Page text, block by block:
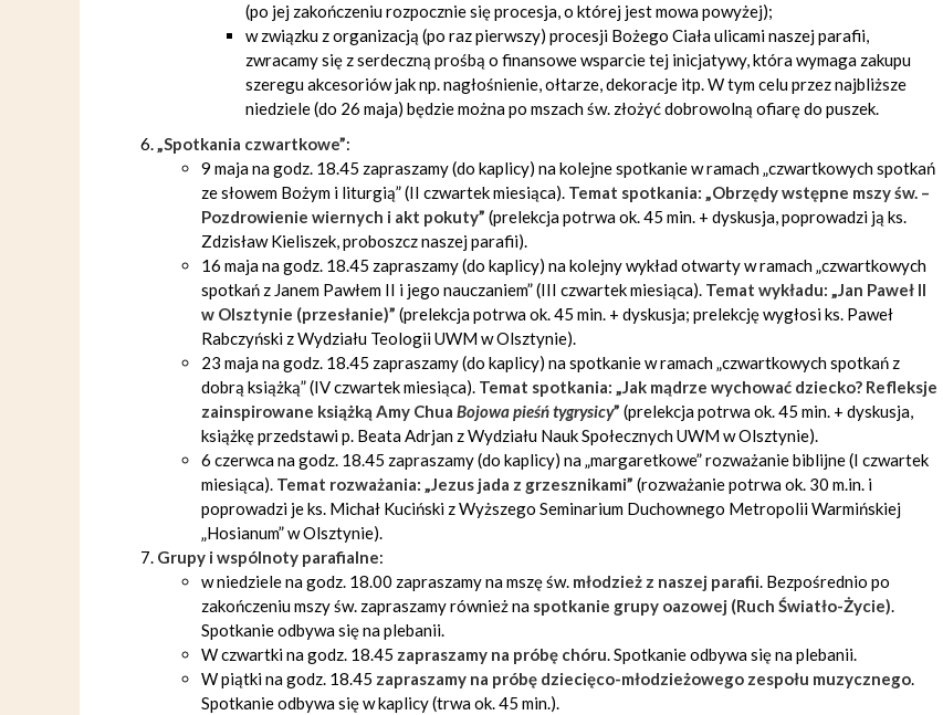
(po jej zakończeniu rozpocznie się procesja, o której jest mowa powyżej);
w związku z organizacją (po raz pierwszy) procesji Bożego Ciała ulicami naszej parafii,
zwracamy się z serdeczną prośbą o finansowe wsparcie tej inicjatywy, która wymaga zakupu
szeregu akcesoriów jak np. nagłośnienie, ołtarze, dekoracje itp. W tym celu przez najbliższe
niedziele (do 26 maja) będzie można po mszach św. złożyć dobrowolną ofiarę do puszek.
„Spotkania czwartkowe”:
9 maja na godz. 18.45 zapraszamy (do kaplicy) na kolejne spotkanie w ramach „czwartkowych spotkań
ze słowem Bożym i liturgią” (II czwartek miesiąca). Temat spotkania: „Obrzędy wstępne mszy św. –
Pozdrowienie wiernych i akt pokuty” (prelekcja potrwa ok. 45 min. + dyskusja, poprowadzi ją ks.
Zdzisław Kieliszek, proboszcz naszej parafii).
16 maja na godz. 18.45 zapraszamy (do kaplicy) na kolejny wykład otwarty w ramach „czwartkowych
spotkań z Janem Pawłem II i jego nauczaniem” (III czwartek miesiąca). Temat wykładu: „Jan Paweł II
w Olsztynie (przesłanie)” (prelekcja potrwa ok. 45 min. + dyskusja; prelekcję wygłosi ks. Paweł
Rabczyński z Wydziału Teologii UWM w Olsztynie).
23 maja na godz. 18.45 zapraszamy (do kaplicy) na spotkanie w ramach „czwartkowych spotkań z
dobrą książką” (IV czwartek miesiąca). Temat spotkania: „Jak mądrze wychować dziecko? Refleksje
zainspirowane książką Amy Chua Bojowa pieśń tygrysicy” (prelekcja potrwa ok. 45 min. + dyskusja,
książkę przedstawi p. Beata Adrjan z Wydziału Nauk Społecznych UWM w Olsztynie).
6 czerwca na godz. 18.45 zapraszamy (do kaplicy) na „margaretkowe” rozważanie biblijne (I czwartek
miesiąca). Temat rozważania: „Jezus jada z grzesznikami” (rozważanie potrwa ok. 30 m.in. i
poprowadzi je ks. Michał Kuciński z Wyższego Seminarium Duchownego Metropolii Warmińskiej
„Hosianum” w Olsztynie).
Grupy i wspólnoty parafialne:
w niedziele na godz. 18.00 zapraszamy na mszę św. młodzież z naszej parafii. Bezpośrednio po
zakończeniu mszy św. zapraszamy również na spotkanie grupy oazowej (Ruch Światło-Życie).
Spotkanie odbywa się na plebanii.
W czwartki na godz. 18.45 zapraszamy na próbę chóru. Spotkanie odbywa się na plebanii.
W piątki na godz. 18.45 zapraszamy na próbę dziecięco-młodzieżowego zespołu muzycznego.
Spotkanie odbywa się w kaplicy (trwa ok. 45 min.).